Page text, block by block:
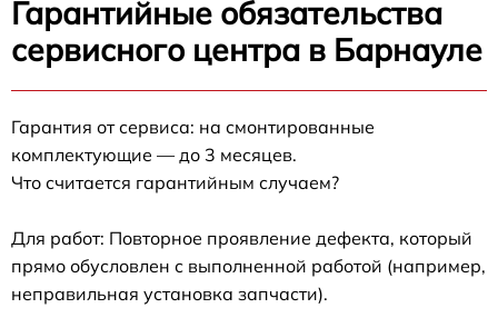
Гарантийные обязательства
сервисного центра в Барнауле
Гарантия от сервиса: на смонтированные
комплектующие — до 3 месяцев.
Что считается гарантийным случаем?
Для работ: Повторное проявление дефекта, который
прямо обусловлен с выполненной работой (например,
неправильная установка запчасти).